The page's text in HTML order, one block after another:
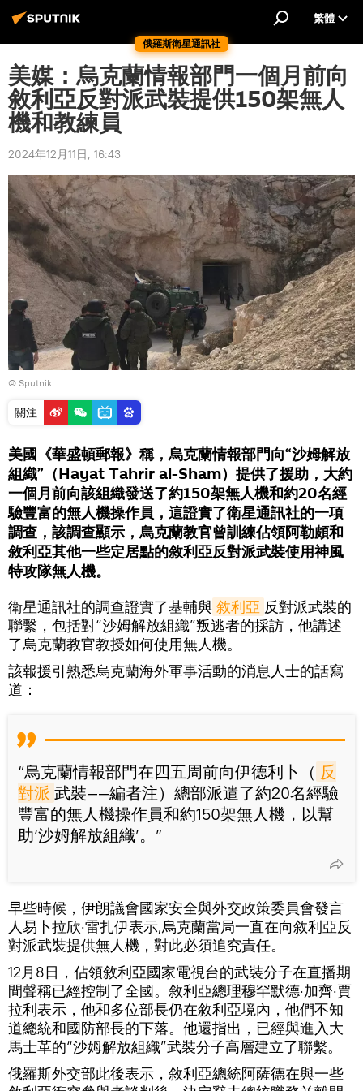
俄羅斯衛星通訊社
繁體
美媒：烏克蘭情報部門一個月前向
敘利亞反對派武裝提供150架無人
機和教練員
2024年12月11日, 16:43
© Sputnik
關注
美國《華盛頓郵報》稱，烏克蘭情報部門向“沙姆解放
組織”（Hayat Tahrir al-Sham）提供了援助，大約
一個月前向該組織發送了約150架無人機和約20名經
驗豐富的無人機操作員，這證實了衛星通訊社的一項
調查，該調查顯示，烏克蘭教官曾訓練佔領阿勒頗和
敘利亞其他一些定居點的敘利亞反對派武裝使用神風
特攻隊無人機。
衛星通訊社的調查證實了基輔與 敘利亞 反對派武裝的
聯繫，包括對“沙姆解放組織”叛逃者的採訪，他講述
了烏克蘭教官教授如何使用無人機。
該報援引熟悉烏克蘭海外軍事活動的消息人士的話寫
道：
“烏克蘭情報部門在四五周前向伊德利卜（ 反
對派 武裝——編者注）總部派遣了約20名經驗
豐富的無人機操作員和約150架無人機，以幫
助‘沙姆解放組織’。”
早些時候，伊朗議會國家安全與外交政策委員會發言
人易卜拉欣·雷扎伊表示,烏克蘭當局一直在向敘利亞反
對派武裝提供無人機，對此必須追究責任。
12月8日，佔領敘利亞國家電視台的武裝分子在直播期
間聲稱已經控制了全國。敘利亞總理穆罕默德·加齊·賈
拉利表示，他和多位部長仍在敘利亞境內，他們不知
道總統和國防部長的下落。他還指出，已經與進入大
馬士革的“沙姆解放組織”武裝分子高層建立了聯繫。
俄羅斯外交部此後表示，敘利亞總統阿薩德在與一些